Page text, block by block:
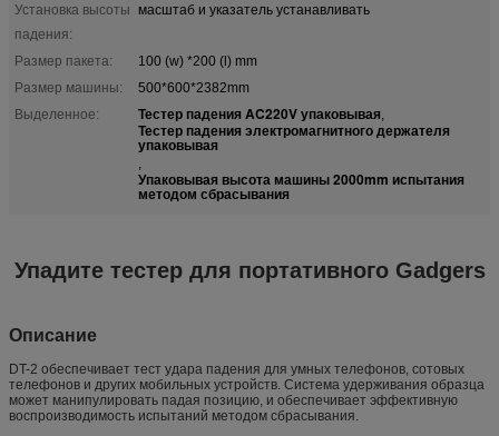
Установка высоты
падения:
масштаб и указатель устанавливать
Размер пакета:
100 (w) *200 (l) mm
Размер машины:
500*600*2382mm
Выделенное:
Тестер падения AC220V упаковывая,
Тестер падения электромагнитного держателя
упаковывая
,
Упаковывая высота машины 2000mm испытания
методом сбрасывания
Упадите тестер для портативного Gadgers
Описание
DT-2 обеспечивает тест удара падения для умных телефонов, сотовых
телефонов и других мобильных устройств. Система удерживания образца
может манипулировать падая позицию, и обеспечивает эффективную
воспроизводимость испытаний методом сбрасывания.